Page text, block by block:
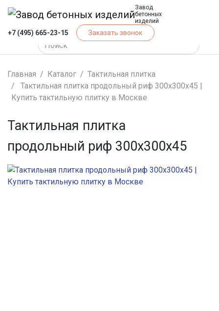
Завод
бетонных
изделий
+7 (495) 665-23-15 Заказать звонок
Главная Каталог
Тактильная плитка
Тактильная плитка продольный риф 300х300х45 |
Купить тактильную плитку в Москве
Тактильная плитка
продольный риф 300х300х45